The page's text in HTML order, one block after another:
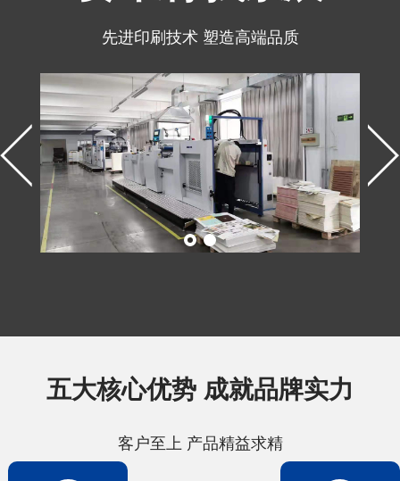
先进印刷技术 塑造高端品质
五大核心优势 成就品牌实力
客户至上 产品精益求精